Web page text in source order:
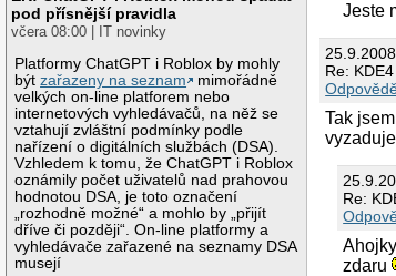
pod přísnější pravidla
včera 08:00 | IT novinky
Platformy ChatGPT i Roblox by mohly
býtzařazeny na seznam
mimořádně
velkých on-line platforem nebo
internetových vyhledávačů, na něž se
vztahují zvláštní podmínky podle
nařízení o digitálních službách (DSA).
Vzhledem k tomu, že ChatGPT i Roblox
oznámily počet uživatelů nad prahovou
hodnotou DSA, je toto označení
„rozhodně možné“ a mohlo by „přijít
dříve či později“. On-line platformy a
vyhledávače zařazené na seznamy DSA
musejí
Jeste
Re:
Tak
Re:
zdaru